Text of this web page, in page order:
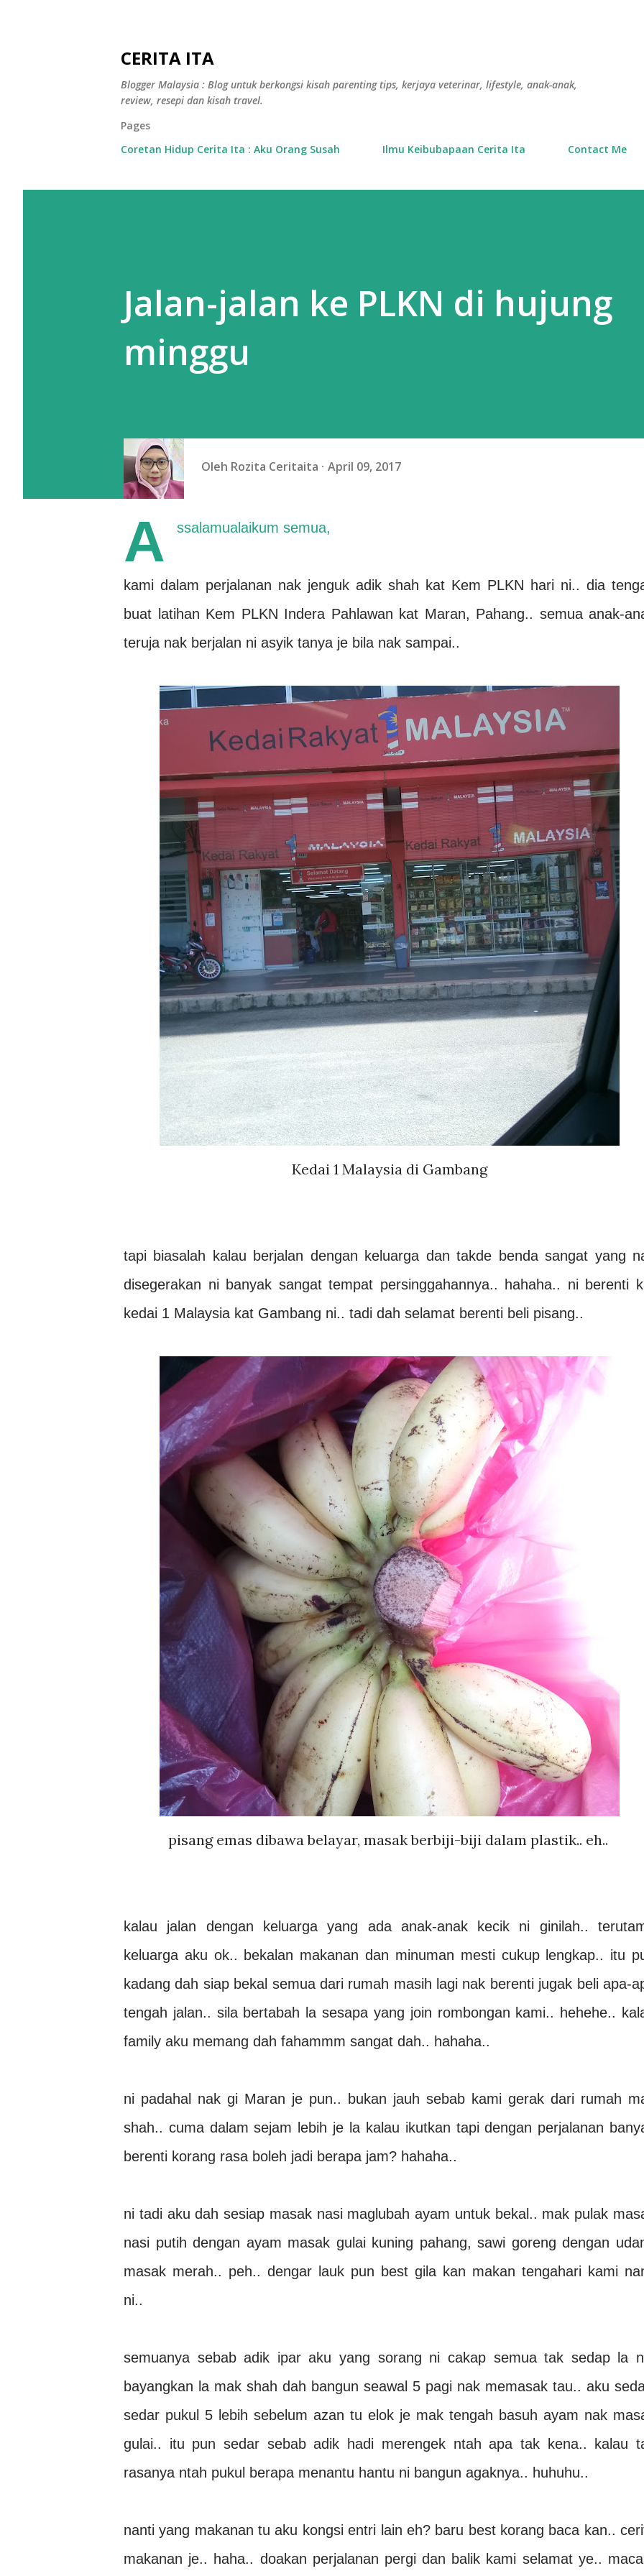
CERITA ITA
Blogger Malaysia : Blog untuk berkongsi kisah parenting tips, kerjaya veterinar, lifestyle, anak-anak,
review, resepi dan kisah travel.
Pages
Coretan Hidup Cerita Ita : Aku Orang Susah
Ilmu Keibubapaan Cerita Ita Contact Me
Jalan-jalan ke PLKN di hujung
minggu
Oleh Rozita Ceritaita April 09, 2017
A ssalamualaikum semua,
kami dalam perjalanan nak jenguk adik shah kat Kem PLKN hari ni.. dia
buat latihan Kem PLKN Indera Pahlawan kat Maran, Pahang.. semua anak-
teruja nak berjalan ni asyik tanya je bila nak sampai..
Kedai 1 Malaysia di Gambang
tapi biasalah kalau berjalan dengan keluarga dan takde benda sangat yang
disegerakan ni banyak sangat tempat persinggahannya.. hahaha.. ni berenti
kedai 1 Malaysia kat Gambang ni.. tadi dah selamat berenti beli pisang..
pisang emas dibawa belayar, masak berbiji-biji dalam plastik.. eh..
kalau jalan dengan keluarga yang ada anak-anak kecik ni ginilah..
keluarga aku ok.. bekalan makanan dan minuman mesti cukup lengkap.. itu
kadang dah siap bekal semua dari rumah masih lagi nak berenti jugak beli apa-
tengah jalan.. sila bertabah la sesapa yang join rombongan kami.. hehehe..
family aku memang dah fahammm sangat dah.. hahaha..
ni padahal nak gi Maran je pun.. bukan jauh sebab kami gerak dari rumah
shah.. cuma dalam sejam lebih je la kalau ikutkan tapi dengan perjalanan
berenti korang rasa boleh jadi berapa jam? hahaha..
ni tadi aku dah sesiap masak nasi maglubah ayam untuk bekal.. mak pulak
nasi putih dengan ayam masak gulai kuning pahang, sawi goreng dengan
masak merah.. peh.. dengar lauk pun best gila kan makan tengahari kami
ni..
semuanya sebab adik ipar aku yang sorang ni cakap semua tak sedap la
bayangkan la mak shah dah bangun seawal 5 pagi nak memasak tau.. aku
sedar pukul 5 lebih sebelum azan tu elok je mak tengah basuh ayam nak
gulai.. itu pun sedar sebab adik hadi merengek ntah apa tak kena.. kalau
rasanya ntah pukul berapa menantu hantu ni bangun agaknya.. huhuhu..
nanti yang makanan tu aku kongsi entri lain eh? baru best korang baca kan..
makanan je.. haha.. doakan perjalanan pergi dan balik kami selamat ye..